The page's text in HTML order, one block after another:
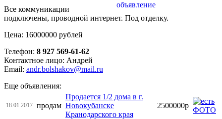
Все коммуникации
подключены, проводной интернет. Под отделку.
Цена: 16000000 рублей
Телефон: 8 927 569-61-62
Контактное лицо: Андрей
Email: andr.bolshakov@mail.ru
Еще объявления:
18.01.2017 продам
Продается 1/2 дома в г.
Новокубанске
Кранодарского края
2500000р